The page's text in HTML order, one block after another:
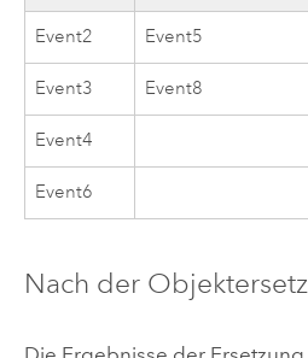
Event2 Event5
Event3 Event8
Event4
Event6
Nach der